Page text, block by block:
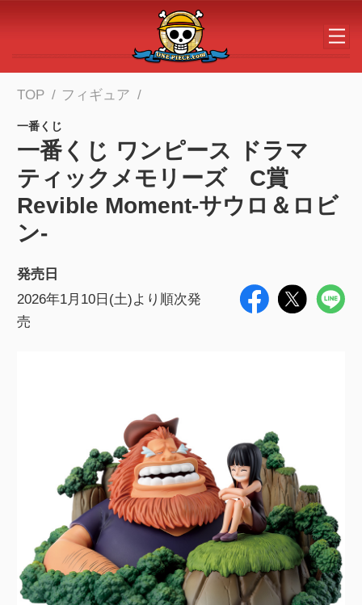
メインコンテンツへスキップする
TOP フィギュア
一番くじ
一番くじ ワンピース ドラマ
ティックメモリーズ C賞
Revible Moment-サウロ＆ロビ
ン-
発売日
2026年1月10日(土)より順次発
売